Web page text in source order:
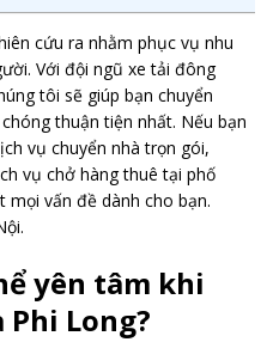
cứu ra nhằm phục vụ nhu
Với đội ngũ xe tải đông
tôi sẽ giúp bạn chuyển
thuận tiện nhất. Nếu bạn
vụ chuyển nhà trọn gói,
vụ chở hàng thuê tại phố
mọi vấn đề dành cho bạn.
yên tâm khi
Long?